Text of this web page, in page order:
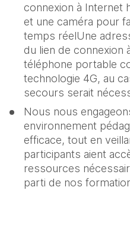
connexion à Internet
et une caméra pour
temps réelUne
du lien de connexion
téléphone portable
technologie 4G, au
secours serait
Nous nous
environnement
efficace, tout en
participants aient
ressources
parti de nos